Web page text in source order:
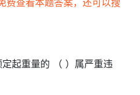
费查看本题答案，还可以搜
起重量的 （ ）属严重违